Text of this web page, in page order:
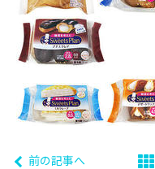
前の記事へ